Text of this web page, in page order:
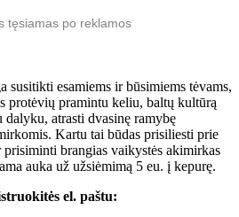
tęsiamas po reklamos
susitikti esamiems ir būsimiems tėvams,
protėvių pramintu keliu, baltų kultūrą
atrasti dvasinę ramybę
Kartu tai būdas prisiliesti prie
brangias vaikystės akimirkas
auka už užsiėmimą 5 eu. į kepurę.
el. paštu: